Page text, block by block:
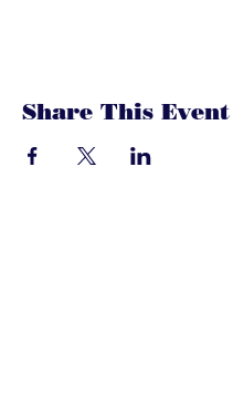
Share This Event